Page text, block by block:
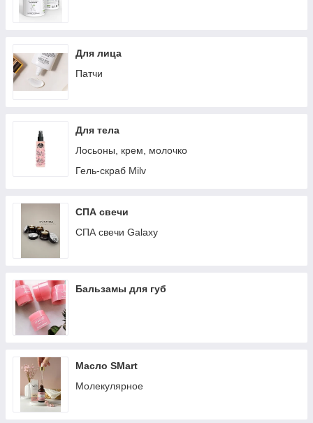
Для лица
Патчи
Для тела
Лосьоны, крем, молочко
Гель-скраб Milv
СПА свечи
СПА свечи Galaxy
Бальзамы для губ
Масло SMart
Молекулярное